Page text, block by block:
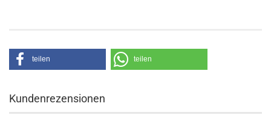
teilen teilen
Kundenrezensionen